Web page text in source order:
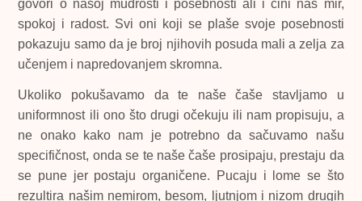
govori o našoj mudrosti i posebnosti ali i čini naš mir,
spokoj i radost. Svi oni koji se plaše svoje posebnosti
pokazuju samo da je broj njihovih posuda mali a zelja za
učenjem i napredovanjem skromna.
Ukoliko pokušavamo da te naše čaše stavljamo u
uniformnost ili ono što drugi očekuju ili nam propisuju, a
ne onako kako nam je potrebno da sačuvamo našu
specifičnost, onda se te naše čaše prosipaju, prestaju da
se pune jer postaju organičene. Pucaju i lome se što
rezultira našim nemirom, besom, ljutnjom i nizom drugih